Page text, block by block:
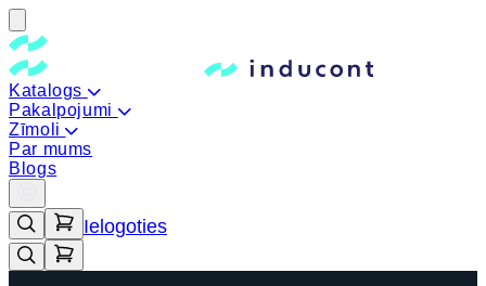
Katalogs
Pakalpojumi
Zīmoli
Par mums
Blogs
Ielogoties